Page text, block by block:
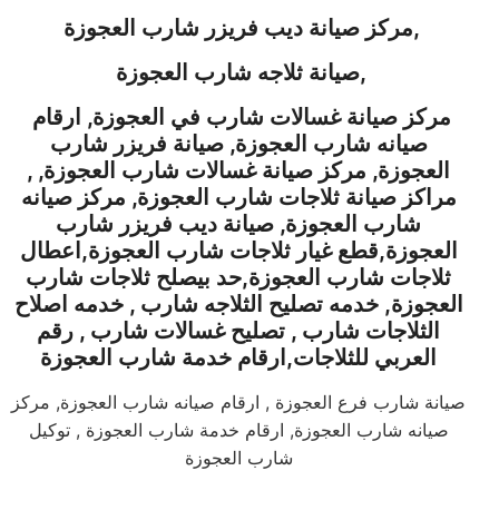
مركز صيانة ديب فريزر شارب العجوزة
,
صيانة ثلاجه شارب العجوزة
,
صيانه شارب العجوزة, صيانة فريزر شارب
العجوزة, مركز صيانة غسالات شارب العجوزة, ,
مراكز صيانة ثلاجات شارب العجوزة, مركز صيانه
شارب العجوزة, صيانة ديب فريزر شارب
العجوزة,قطع غيار ثلاجات شارب العجوزة,اعطال
ثلاجات شارب العجوزة,حد بيصلح ثلاجات شارب
العجوزة, خدمه تصليح الثلاجه شارب , خدمه اصلاح
الثلاجات شارب , تصليح غسالات شارب , رقم
العربي للثلاجات,ارقام خدمة شارب العجوزة
صيانة شارب فرع العجوزة , ارقام صيانه شارب العجوزة, مركز
صيانه شارب العجوزة, ارقام خدمة شارب العجوزة , توكيل
شارب العجوزة